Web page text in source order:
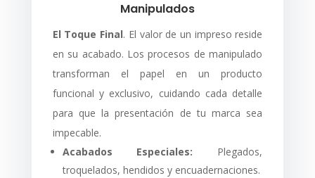
Manipulados
El Toque Final. El valor de un impreso reside
en su acabado. Los procesos de manipulado
transforman el papel en un producto
funcional y exclusivo, cuidando cada detalle
para que la presentación de tu marca sea
impecable.
Acabados Especiales:
Plegados,
troquelados, hendidos y encuadernaciones.